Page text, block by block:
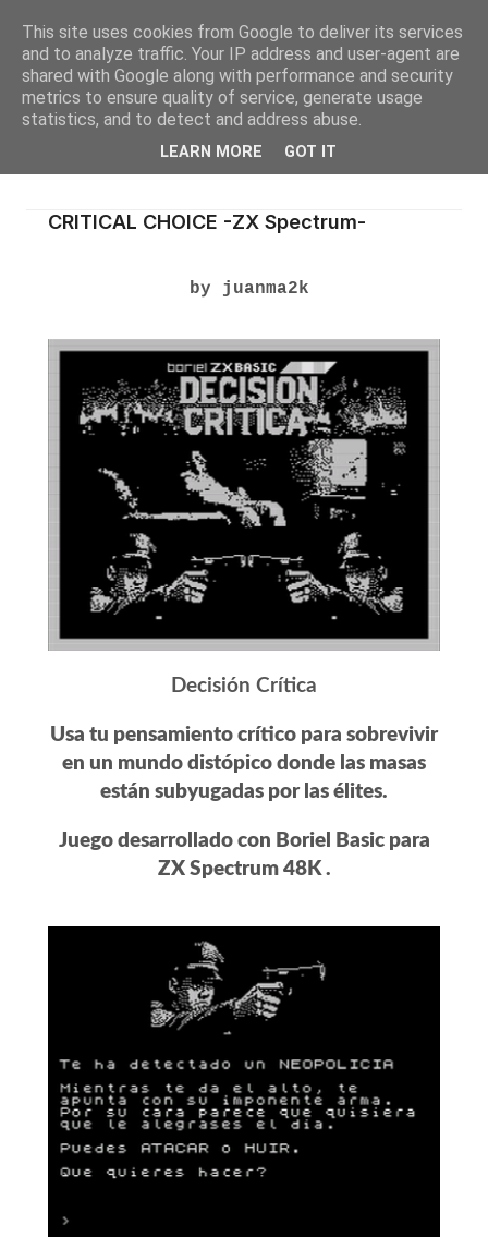
CRITICAL CHOICE -ZX Spectrum-
by juanma2k
Decisión Crítica
Usa tu pensamiento crítico para sobrevivir
en un mundo distópico donde las masas
están subyugadas por las élites.
Juego desarrollado con Boriel Basic para
ZX Spectrum 48K .
This site uses cookies from Google to deliver its services
and to analyze traffic. Your IP address and user-agent are
shared with Google along with performance and security
metrics to ensure quality of service, generate usage
statistics, and to detect and address abuse.
LEARN MORE GOT IT